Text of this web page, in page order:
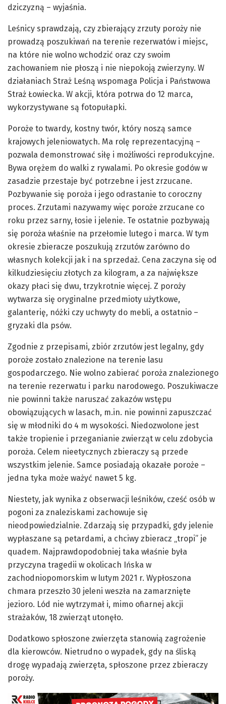
dziczyzną – wyjaśnia.
Leśnicy sprawdzają, czy zbierający zrzuty poroży nie
prowadzą poszukiwań na terenie rezerwatów i miejsc,
na które nie wolno wchodzić oraz czy swoim
zachowaniem nie płoszą i nie niepokoją zwierzyny. W
działaniach Straż Leśną wspomaga Policja i Państwowa
Straż Łowiecka. W akcji, która potrwa do 12 marca,
wykorzystywane są fotopułapki.
Poroże to twardy, kostny twór, który noszą samce
krajowych jeleniowatych. Ma rolę reprezentacyjną –
pozwala demonstrować siłę i możliwości reprodukcyjne.
Bywa orężem do walki z rywalami. Po okresie godów w
zasadzie przestaje być potrzebne i jest zrzucane.
Pozbywanie się poroża i jego odrastanie to coroczny
proces. Zrzutami nazywamy więc poroże zrzucane co
roku przez sarny, łosie i jelenie. Te ostatnie pozbywają
się poroża właśnie na przełomie lutego i marca. W tym
okresie zbieracze poszukują zrzutów zarówno do
własnych kolekcji jak i na sprzedaż. Cena zaczyna się od
kilkudziesięciu złotych za kilogram, a za największe
okazy płaci się dwu, trzykrotnie więcej. Z poroży
wytwarza się oryginalne przedmioty użytkowe,
galanterię, nóżki czy uchwyty do mebli, a ostatnio –
gryzaki dla psów.
Zgodnie z przepisami, zbiór zrzutów jest legalny, gdy
poroże zostało znalezione na terenie lasu
gospodarczego. Nie wolno zabierać poroża znalezionego
na terenie rezerwatu i parku narodowego. Poszukiwacze
nie powinni także naruszać zakazów wstępu
obowiązujących w lasach, m.in. nie powinni zapuszczać
się w młodniki do 4 m wysokości. Niedozwolone jest
także tropienie i przeganianie zwierząt w celu zdobycia
poroża. Celem nieetycznych zbieraczy są przede
wszystkim jelenie. Samce posiadają okazałe poroże –
jedna tyka może ważyć nawet 5 kg.
Niestety, jak wynika z obserwacji leśników, cześć osób w
pogoni za znaleziskami zachowuje się
nieodpowiedzialnie. Zdarzają się przypadki, gdy jelenie
wypłaszane są petardami, a chciwy zbieracz „tropi” je
quadem. Najprawdopodobniej taka właśnie była
przyczyna tragedii w okolicach Ińska w
zachodniopomorskim w lutym 2021 r. Wypłoszona
chmara przeszło 30 jeleni weszła na zamarznięte
jezioro. Lód nie wytrzymał i, mimo ofiarnej akcji
strażaków, 18 zwierząt utonęło.
Dodatkowo spłoszone zwierzęta stanowią zagrożenie
dla kierowców. Nietrudno o wypadek, gdy na śliską
drogę wypadają zwierzęta, spłoszone przez zbieraczy
poroży.